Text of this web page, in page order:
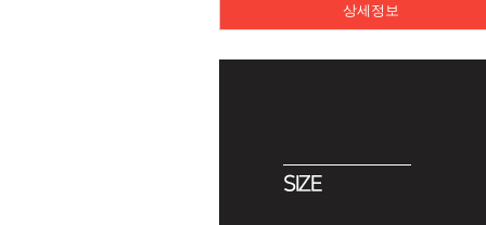
상세정보